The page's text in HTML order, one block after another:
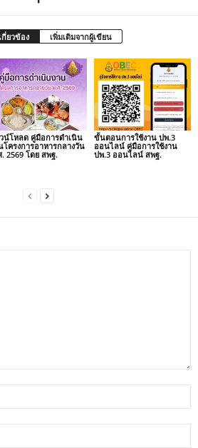
ยวข้อง เพิ่มเติมจากผู้เขียน
น์โหลด คู่มือการดำเนิน
โครงการอาหารกลางวัน
2569 โดย สพฐ.
ขั้นตอนการใช้งาน ปพ.3
ออนไลน์ คู่มือการใช้งาน
ปพ.3 ออนไลน์ สพฐ.